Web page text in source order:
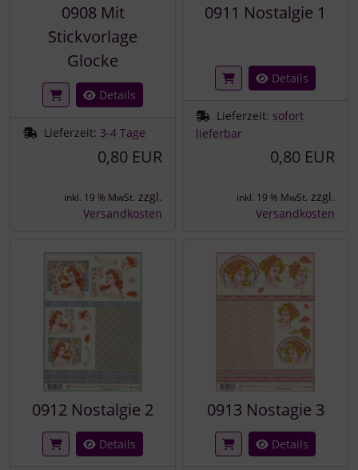
0908 Mit
Stickvorlage
Glocke
Details
Lieferzeit: 3-4 Tage
0,80 EUR
inkl. 19 % MwSt. zzgl.
Versandkosten
0911 Nostalgie 1
Details
Lieferzeit: sofort
lieferbar
0,80 EUR
inkl. 19 % MwSt. zzgl.
Versandkosten
0912 Nostalgie 2
Details
0913 Nostagie 3
Details